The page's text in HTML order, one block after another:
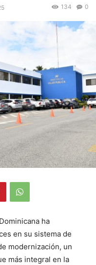
0
134
ha
en su sistema de
modernización, un
más integral en la